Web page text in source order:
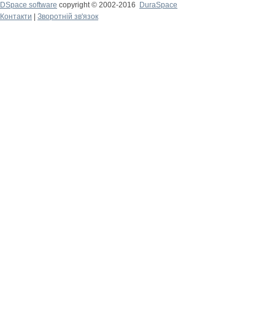
DSpace software copyright © 2002-2016
DuraSpace
Контакти
Зворотній зв'язок